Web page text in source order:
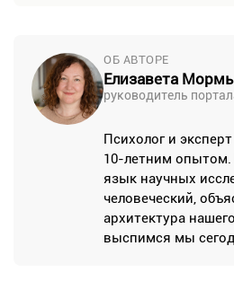
ОБ АВТОРЕ
Елизавета
руководитель
Психолог и
10-летним
язык научных
человеческий,
архитектура
выспимся мы